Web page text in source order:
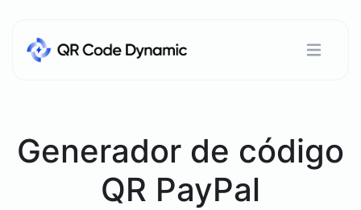
Generador de código
QR PayPal